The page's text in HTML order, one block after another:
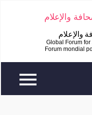
والإعلام